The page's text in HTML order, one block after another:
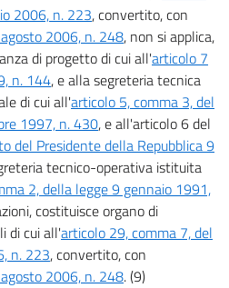
2006, n. 223, convertito, con
2006, n. 248, non si applica,
di progetto di cui all'articolo 7
n. 144, e alla segreteria tecnica
di cui all'articolo 5, comma 3, del
1997, n. 430, e all'articolo 6 del
del Presidente della Repubblica 9
tecnico-operativa istituita
2, della legge 9 gennaio 1991,
costituisce organo di
di cui all'articolo 29, comma 7, del
n. 223, convertito, con
2006, n. 248. (9)